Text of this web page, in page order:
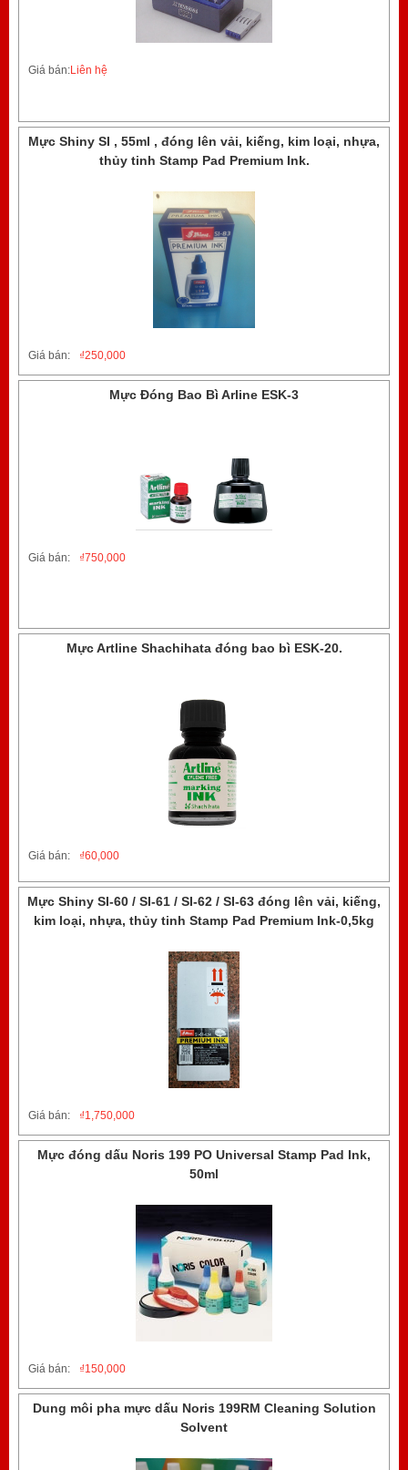
Giá bán:Liên hệ
Mực Shiny SI , 55ml , đóng lên vải, kiếng, kim loại, nhựa,
thủy tinh Stamp Pad Premium Ink.
Giá bán: 250,000
₫
Mực Đóng Bao Bì Arline ESK-3
Giá bán: 750,000
₫
Mực Artline Shachihata đóng bao bì ESK-20.
Giá bán: 60,000
₫
Mực Shiny SI-60 / SI-61 / SI-62 / SI-63 đóng lên vải, kiếng,
kim loại, nhựa, thủy tinh Stamp Pad Premium Ink-0,5kg
Giá bán: 1,750,000
₫
Mực đóng dấu Noris 199 PO Universal Stamp Pad Ink,
50ml
Giá bán: 150,000
₫
Dung môi pha mực dấu Noris 199RM Cleaning Solution
Solvent